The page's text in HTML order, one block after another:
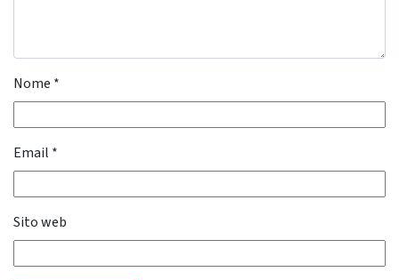
Nome *
Email *
Sito web